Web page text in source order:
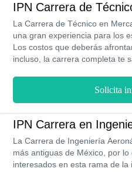
IPN Carrera de
La Carrera de Técnico en
una gran experiencia para los
Los costos que deberás
incluso, la carrera completa te
estudio ideal para las nuevas
mundial, con el que podrás
Solicita
IPN Carrera en
La Carrera de Ingeniería
más antiguas de México, por
interesados en esta rama de